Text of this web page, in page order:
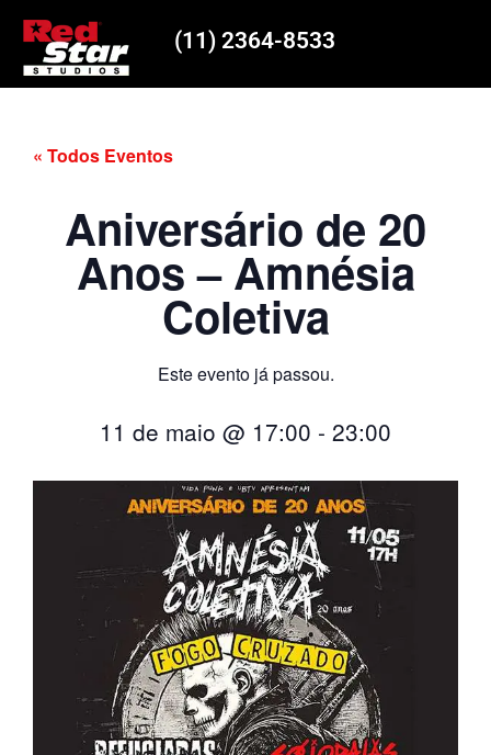
(11) 2364-8533
« Todos Eventos
Aniversário de 20
Anos – Amnésia
Coletiva
Este evento já passou.
11 de maio @ 17:00 - 23:00